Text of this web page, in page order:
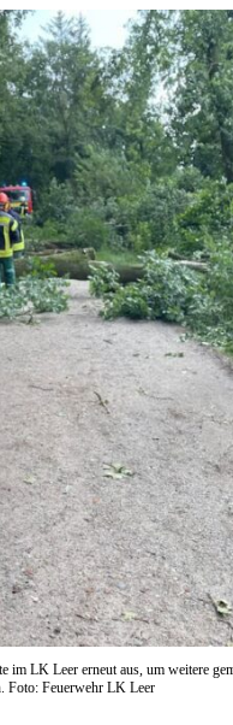
LK Leer erneut aus, um weitere
Foto: Feuerwehr LK Leer